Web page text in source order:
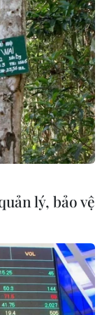
đá Đồng Văn
bảo văn
cội
tựu trong
lý, bảo vệ